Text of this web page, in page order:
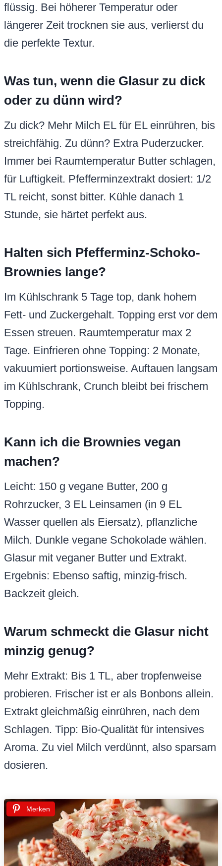
flüssig. Bei höherer Temperatur oder
längerer Zeit trocknen sie aus, verlierst du
die perfekte Textur.
Was tun, wenn die Glasur zu dick
oder zu dünn wird?
Zu dick? Mehr Milch EL für EL einrühren, bis
streichfähig. Zu dünn? Extra Puderzucker.
Immer bei Raumtemperatur Butter schlagen,
für Luftigkeit. Pfefferminzextrakt dosiert: 1/2
TL reicht, sonst bitter. Kühle danach 1
Stunde, sie härtet perfekt aus.
Halten sich Pfefferminz-Schoko-
Brownies lange?
Im Kühlschrank 5 Tage top, dank hohem
Fett- und Zuckergehalt. Topping erst vor dem
Essen streuen. Raumtemperatur max 2
Tage. Einfrieren ohne Topping: 2 Monate,
vakuumiert portionsweise. Auftauen langsam
im Kühlschrank, Crunch bleibt bei frischem
Topping.
Kann ich die Brownies vegan
machen?
Leicht: 150 g vegane Butter, 200 g
Rohrzucker, 3 EL Leinsamen (in 9 EL
Wasser quellen als Eiersatz), pflanzliche
Milch. Dunkle vegane Schokolade wählen.
Glasur mit veganer Butter und Extrakt.
Ergebnis: Ebenso saftig, minzig-frisch.
Backzeit gleich.
Warum schmeckt die Glasur nicht
minzig genug?
Mehr Extrakt: Bis 1 TL, aber tropfenweise
probieren. Frischer ist er als Bonbons allein.
Extrakt gleichmäßig einrühren, nach dem
Schlagen. Tipp: Bio-Qualität für intensives
Aroma. Zu viel Milch verdünnt, also sparsam
dosieren.
Merken